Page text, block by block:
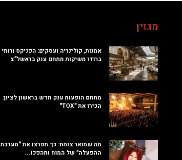
מגזין
אמנות, קולינריה ועסקים: הפניקס ורותי
ברודו משיקות מתחם ענק בראשל"צ
מתחם הופעות ענק חדש בראשון לציון:
הכירו את "TOX"
מה שמואר צומח: כך תפרצו את "מערכת
ההפעלה" של המוח ותהפכו...